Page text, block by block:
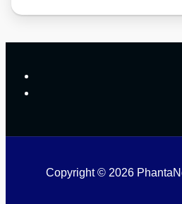
Copyright © 2026